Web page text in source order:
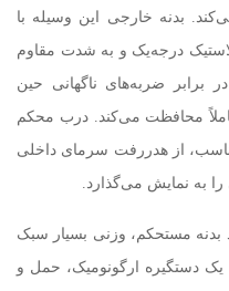
بدنه خارجی این وسیله با
سانتی‌متر از پلاستیک درجه‌یک و به شدت مقاوم
ضربه‌های ناگهانی حین
محافظت می‌کند. درب محکم
از هدررفت سرمای داخلی
را به نمایش می‌گذارد.
بدنه مستحکم، وزنی بسیار سبک
یک دستگیره ارگونومیک، حمل و